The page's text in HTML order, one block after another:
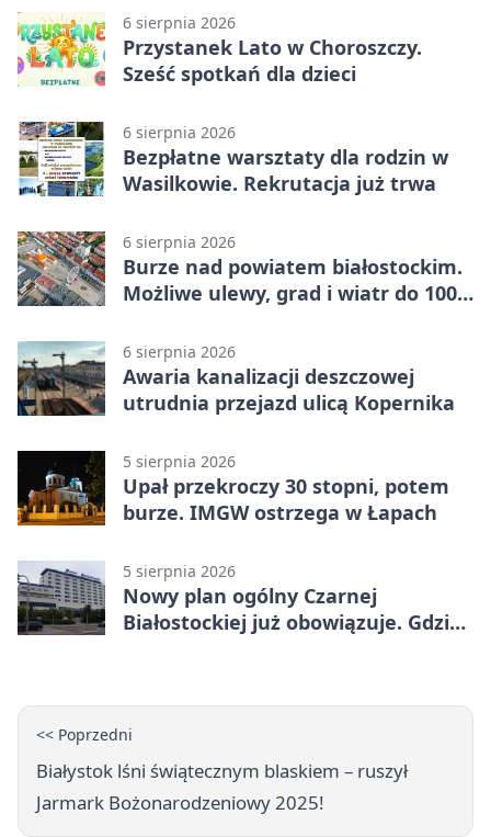
6 sierpnia 2026
Przystanek Lato w Choroszczy.
Sześć spotkań dla dzieci
6 sierpnia 2026
Bezpłatne warsztaty dla rodzin w
Wasilkowie. Rekrutacja już trwa
6 sierpnia 2026
Burze nad powiatem białostockim.
Możliwe ulewy, grad i wiatr do 100
6 sierpnia 2026
Awaria kanalizacji deszczowej
utrudnia przejazd ulicą Kopernika
5 sierpnia 2026
Upał przekroczy 30 stopni, potem
burze. IMGW ostrzega w Łapach
5 sierpnia 2026
Nowy plan ogólny Czarnej
Białostockiej już obowiązuje. Gdzie
<< Poprzedni
Białystok lśni świątecznym blaskiem – ruszył
Jarmark Bożonarodzeniowy 2025!